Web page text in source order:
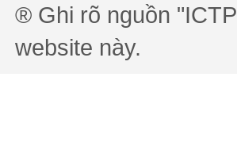
® Ghi rõ nguồn
website này.